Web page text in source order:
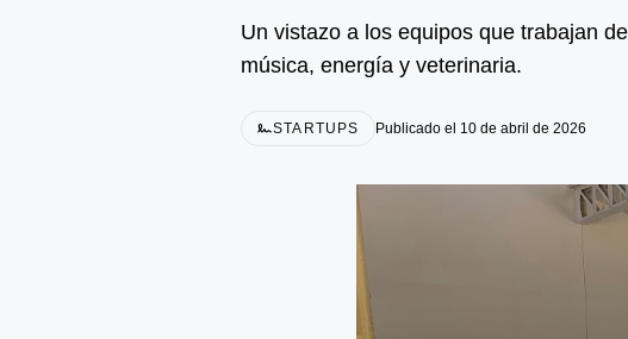
Un vistazo a los equipos que trabajan
música, energía y veterinaria.
STARTUPS Publicado el 10 de abril de 2026